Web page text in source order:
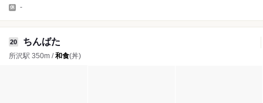
-
20 ちんばた
所沢駅 350m /和食(丼)